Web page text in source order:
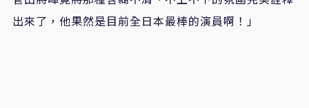
出來了，他果然是目前全日本最棒的演員啊！」